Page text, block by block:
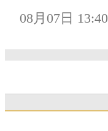
08月07日 13:40